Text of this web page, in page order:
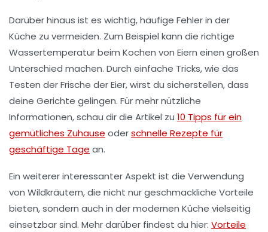
Darüber hinaus ist es wichtig, häufige Fehler in der
Küche zu vermeiden. Zum Beispiel kann die richtige
Wassertemperaturbeim Kochen von Eiern einen großen
Unterschied machen. Durch einfache Tricks, wie das
Testen der Frische der Eier, wirst du sicherstellen, dass
deine Gerichte gelingen. Für mehr nützliche
Informationen, schau dir die Artikel zu 10 Tipps für ein
gemütliches Zuhause oderschnelle Rezepte für
geschäftige Tage an.
Ein weiterer interessanter Aspekt ist die Verwendung
von Wildkräutern, die nicht nur geschmackliche Vorteile
bieten, sondern auch in der modernen Küche vielseitig
einsetzbar sind. Mehr darüber findest du hier: Vorteile